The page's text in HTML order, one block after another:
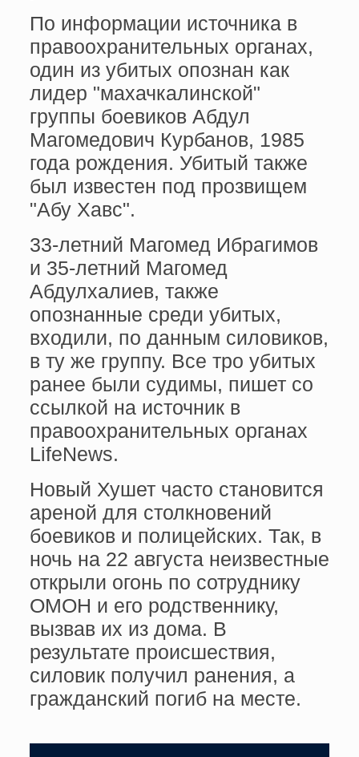
По информации источника в
правоохранительных органах,
один из убитых опознан как
лидер "махачкалинской"
группы боевиков Абдул
Магомедович Курбанов, 1985
года рождения. Убитый также
был известен под прозвищем
"Абу Хавс".
33-летний Магомед Ибрагимов
и 35-летний Магомед
Абдулхалиев, также
опознанные среди убитых,
входили, по данным силовиков,
в ту же группу. Все тро убитых
ранее были судимы, пишет со
ссылкой на источник в
правоохранительных органах
LifeNews.
Новый Хушет часто становится
ареной для столкновений
боевиков и полицейских. Так, в
ночь на 22 августа неизвестные
открыли огонь по сотруднику
ОМОН и его родственнику,
вызвав их из дома. В
результате происшествия,
силовик получил ранения, а
гражданский погиб на месте.